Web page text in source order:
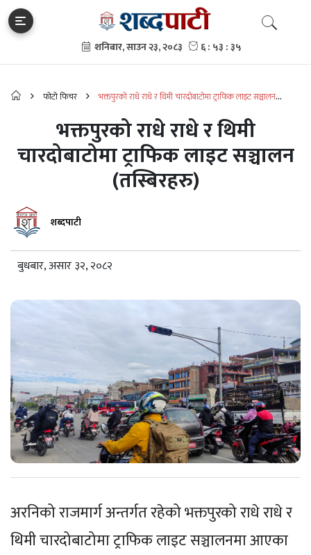
फोटो फिचर
भक्तपुरको राधे राधे र थिमी चारदोबाटोमा ट्राफिक लाइट सञ्चालन
भक्तपुरको राधे राधे र थिमी
चारदोबाटोमा ट्राफिक लाइट सञ्चालन
(तस्बिरहरु)
शब्दपाटी
बुधबार, असार ३२, २०८२
अरनिको राजमार्ग अन्तर्गत रहेको भक्तपुरको राधे राधे र
थिमी चारदोबाटोमा ट्राफिक लाइट सञ्चालनमा आएका